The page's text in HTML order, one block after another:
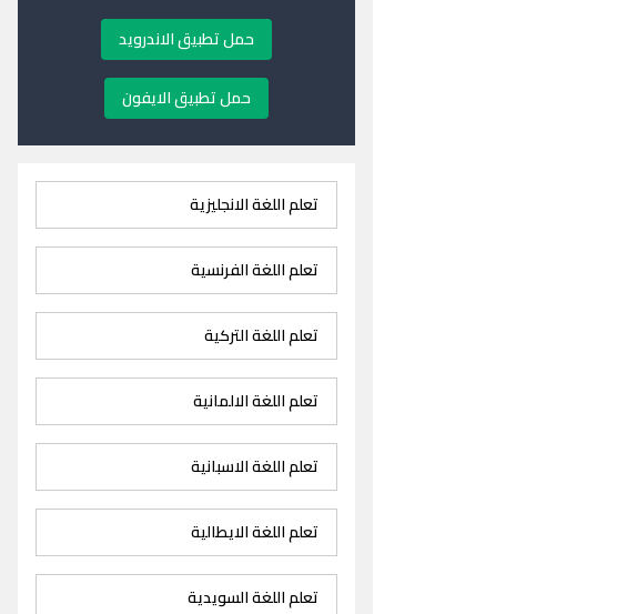
حمل تطبيق الاندرويد
حمل تطبيق الايفون
تعلم اللغة الانجليزية
تعلم اللغة الفرنسية
تعلم اللغة التركية
تعلم اللغة الالمانية
تعلم اللغة الاسبانية
تعلم اللغة الايطالية
تعلم اللغة السويدية